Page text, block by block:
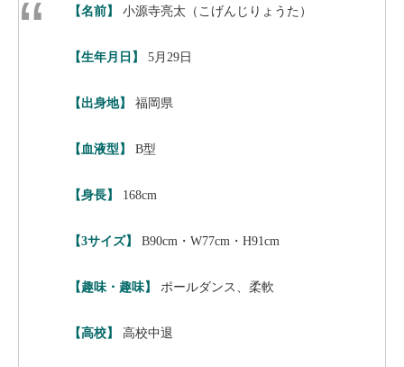
【名前】 小源寺亮太（こげんじりょうた）
【生年月日】 5月29日
【出身地】 福岡県
【血液型】 B型
【身長】 168cm
【3サイズ】 B90cm・W77cm・H91cm
【趣味・趣味】 ポールダンス、柔軟
【高校】 高校中退